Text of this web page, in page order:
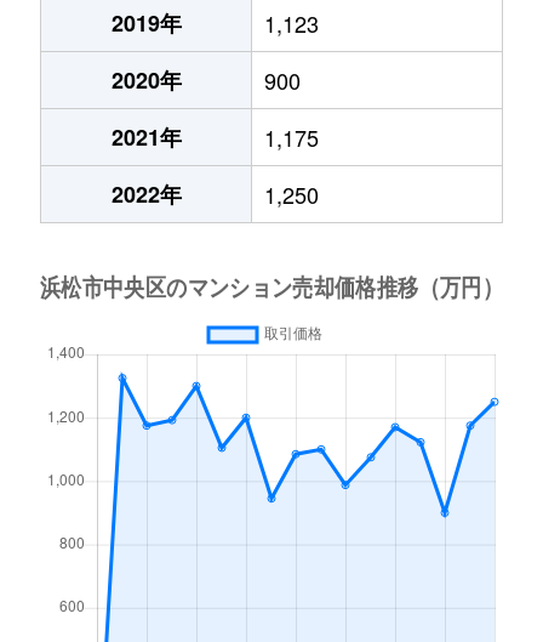
2019年
1,123
2020年
900
2021年
1,175
2022年
1,250